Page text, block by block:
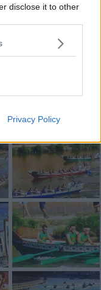
disclose it to other
Privacy Policy